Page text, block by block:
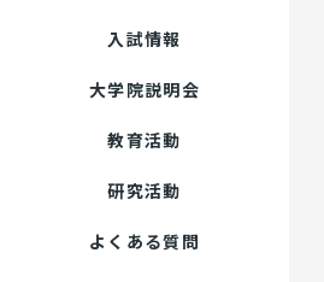
入試情報
大学院説明会
教育活動
研究活動
よくある質問